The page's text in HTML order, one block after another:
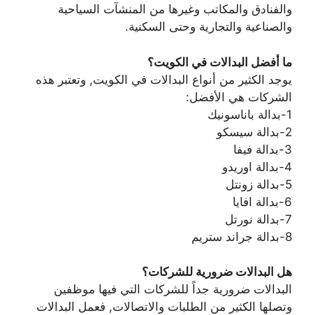
والفنادق والمكاتب وغيرها من المنشآت السياحية
والصناعية والتجارية وحتى السكنية.
ما أفضل البدالات في الكويت؟
يوجد الكثير من أنواع البدالات في الكويت, وتعتبر هذه
الشركات هي الأفضل:
1-بدالة باناسونيك
2-بدالة سيسكو
3-بدالة فيفا
4-بدالة اوريدو
5-بدالة زونتل
6-بدالة افايا
7-بدالة نورتل
8-بدالة جراند ستريم
هل البدالات ضرورية للشركات؟
البدالات ضرورية جداً للشركات التي فيها موظفين
وتصلها الكثير من الطلبات والاتصالات, فعمل البدالات